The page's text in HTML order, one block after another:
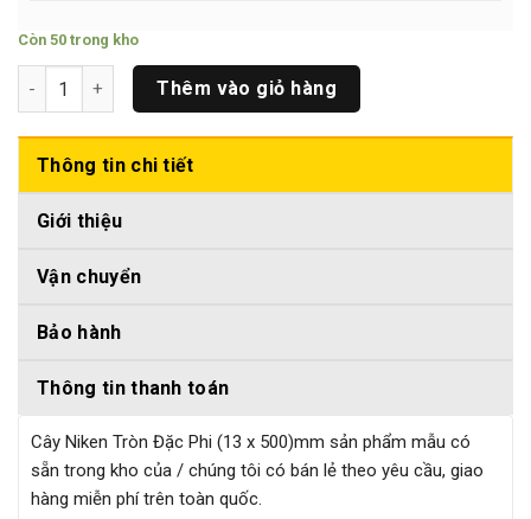
Còn 50 trong kho
Cây Niken Tròn Đặc Phi (13 x 500)mm số lượng
Thêm vào giỏ hàng
Thông tin chi tiết
Giới thiệu
Vận chuyển
Bảo hành
Thông tin thanh toán
Cây Niken Tròn Đặc Phi (13 x 500)mm sản phẩm mẫu có
sẵn trong kho của / chúng tôi có bán lẻ theo yêu cầu, giao
hàng miễn phí trên toàn quốc.